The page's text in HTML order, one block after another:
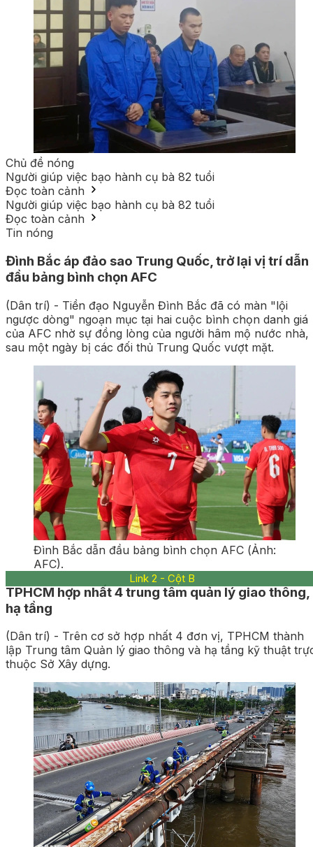
Chủ đề nóng
Người giúp việc bạo hành cụ bà 82 tuổi
Đọc toàn cảnh
Người giúp việc bạo hành cụ bà 82 tuổi
Đọc toàn cảnh
Tin nóng
Đình Bắc áp đảo sao Trung Quốc, trở lại vị trí dẫn
đầu bảng bình chọn AFC
(Dân trí) - Tiền đạo Nguyễn Đình Bắc đã có màn "lội
ngược dòng" ngoạn mục tại hai cuộc bình chọn danh giá
của AFC nhờ sự đồng lòng của người hâm mộ nước nhà,
sau một ngày bị các đối thủ Trung Quốc vượt mặt.
Đình Bắc dẫn đầu bảng bình chọn AFC (Ảnh:
AFC).
TPHCM hợp nhất 4 trung tâm quản lý giao thông,
hạ tầng
(Dân trí) - Trên cơ sở hợp nhất 4 đơn vị, TPHCM thành
lập Trung tâm Quản lý giao thông và hạ tầng kỹ thuật trực
thuộc Sở Xây dựng.